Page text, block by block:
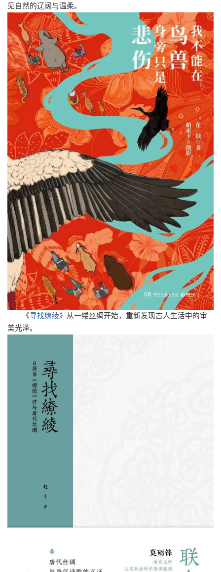
见自然的辽阔与温柔。
《寻找缭绫》 从一缕丝绸开始，重新发现古人生活中的审
美光泽。